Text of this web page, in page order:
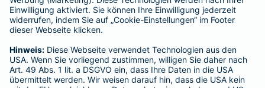
Vorstand: Alina vom Bruck (Vorsitzende)
Thomas Bischof
Dr. Sylvia Eichelberg
Dr. Andreas Eurich
Frank Lamsfuß
Christian Ritz
Kundenbewertungen und Erfahrungen zu
Mohammad Ali